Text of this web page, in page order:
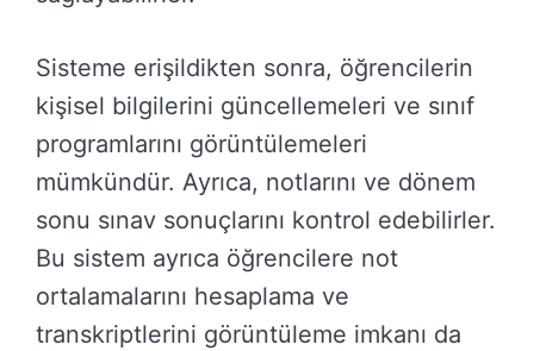
Sisteme erişildikten sonra, öğrencilerin
kişisel bilgilerini güncellemeleri ve sınıf
programlarını görüntülemeleri
mümkündür. Ayrıca, notlarını ve dönem
sonu sınav sonuçlarını kontrol edebilirler.
Bu sistem ayrıca öğrencilere not
ortalamalarını hesaplama ve
transkriptlerini görüntüleme imkanı da